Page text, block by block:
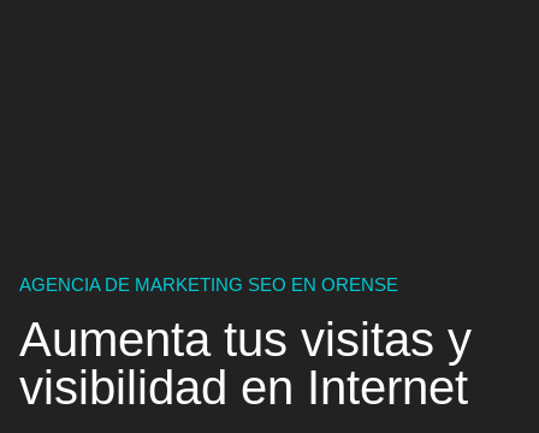
AGENCIA DE MARKETING SEO EN ORENSE
Aumenta tus visitas y
visibilidad en Internet